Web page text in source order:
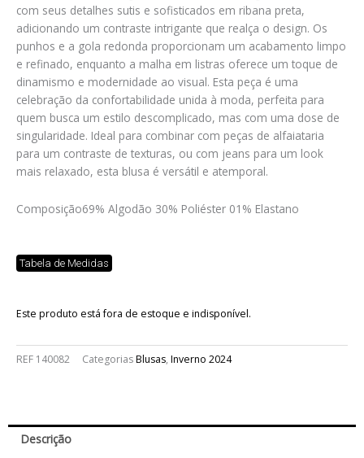
com seus detalhes sutis e sofisticados em ribana preta,
adicionando um contraste intrigante que realça o design. Os
punhos e a gola redonda proporcionam um acabamento limpo
e refinado, enquanto a malha em listras oferece um toque de
dinamismo e modernidade ao visual. Esta peça é uma
celebração da confortabilidade unida à moda, perfeita para
quem busca um estilo descomplicado, mas com uma dose de
singularidade. Ideal para combinar com peças de alfaiataria
para um contraste de texturas, ou com jeans para um look
mais relaxado, esta blusa é versátil e atemporal.
Composição69% Algodão 30% Poliéster 01% Elastano
Tabela de Medidas
Este produto está fora de estoque e indisponível.
REF 140082 CategoriasBlusas, Inverno 2024
Descrição